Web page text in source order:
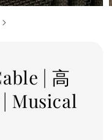
| 高
Musical